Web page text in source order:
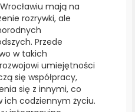
mają na
rozrywki, ale
Przede
w takich
umiejętności
się współpracy,
się z innymi, co
ich codziennym życiu.